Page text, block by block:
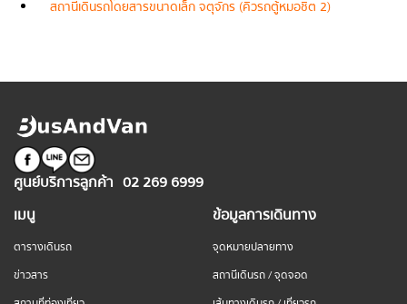
สถานีเดินรถโดยสารขนาดเล็ก จตุจักร (คิวรถตู้หมอชิต 2)
ศูนย์บริการลูกค้า 02 269 6999
เมนู
ตารางเดินรถ
ข่าวสาร
ข้อมูลการเดินทาง
จุดหมายปลายทาง
สถานีเดินรถ / จุดจอด